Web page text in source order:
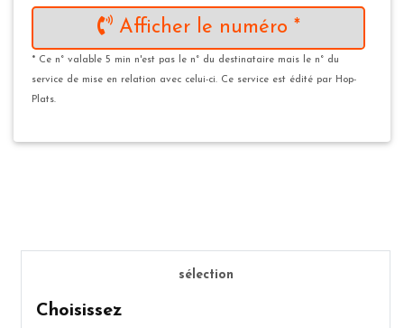
Afficher le numéro *
* Ce n° valable 5 min n'est pas le n° du destinataire mais le n° du
service de mise en relation avec celui-ci. Ce service est édité par Hop-
Plats.
sélection
Choisissez